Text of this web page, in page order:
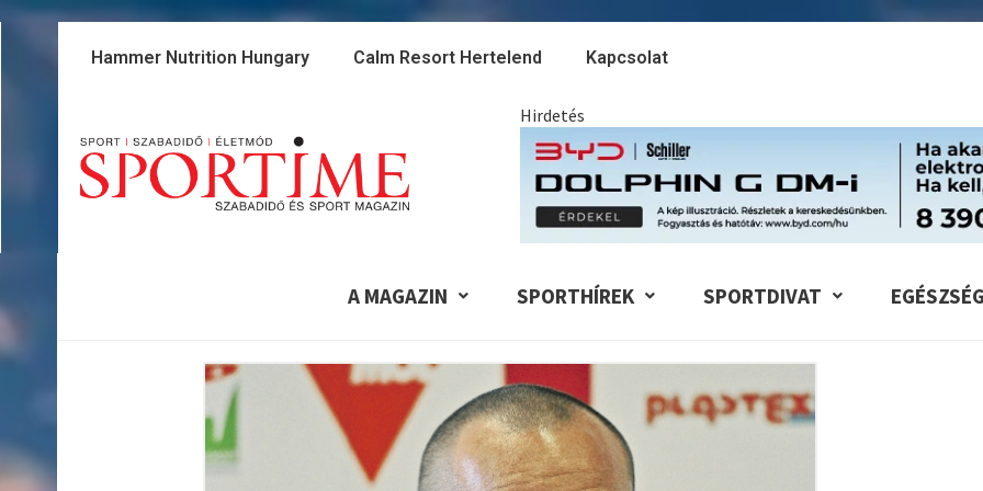
Skip
Hammer Nutrition Hungary Calm Resort Hertelend Kapcsolat
Hirdetés
A MAGAZIN SPORTHÍREK SPORTDIVAT EGÉSZSÉG